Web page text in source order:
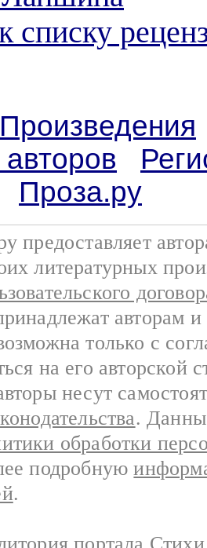
списку
Произведения
Проза.ру
предоставляет
литературных
авторам
только с
на его авторской
несут
.
обработки
подробную
.
портала